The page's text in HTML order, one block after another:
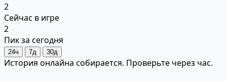
2
Сейчас в игре
2
Пик за сегодня
24ч 7д 30д
История онлайна собирается. Проверьте через час.